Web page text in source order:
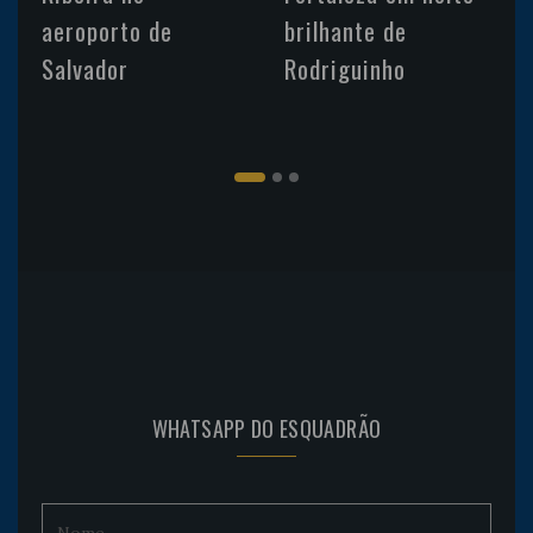
aeroporto de
Salvador
brilhante de
Rodriguinho
WHATSAPP DO ESQUADRÃO